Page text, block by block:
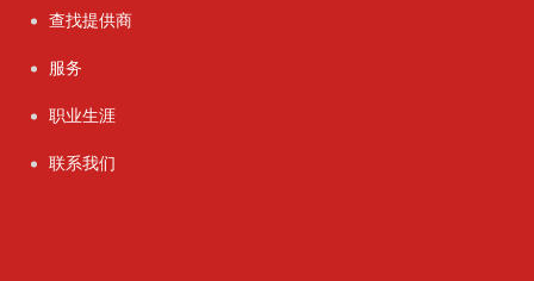
查找提供商
服务
职业生涯
联系我们